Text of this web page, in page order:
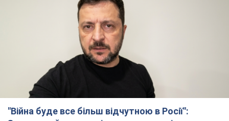
"Війна буде все більш відчутною в Росії":